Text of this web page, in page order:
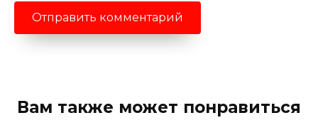
Вам также может понравиться